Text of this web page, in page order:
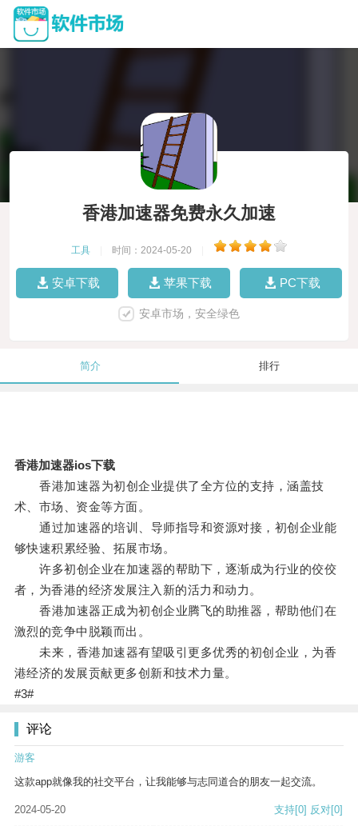
香港加速器免费永久加速
工具 时间：2024-05-20
安卓下载 苹果下载 PC下载
安卓市场，安全绿色
简介 排行
香港加速器ios下载
香港加速器为初创企业提供了全方位的支持，涵盖技
术、市场、资金等方面。
通过加速器的培训、导师指导和资源对接，初创企业能
够快速积累经验、拓展市场。
许多初创企业在加速器的帮助下，逐渐成为行业的佼佼
者，为香港的经济发展注入新的活力和动力。
香港加速器正成为初创企业腾飞的助推器，帮助他们在
激烈的竞争中脱颖而出。
未来，香港加速器有望吸引更多优秀的初创企业，为香
港经济的发展贡献更多创新和技术力量。
#3#
评论
游客
这款app就像我的社交平台，让我能够与志同道合的朋友一起交流。
2024-05-20 支持[0] 反对[0]